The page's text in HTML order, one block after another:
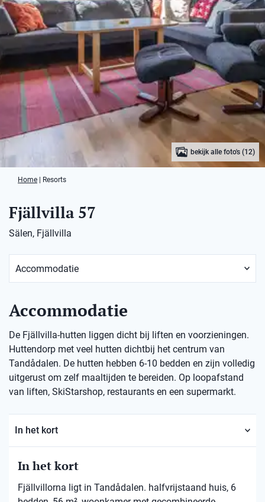
bekijk alle foto's (12)
Home Resorts
Fjällvilla 57
Sälen, Fjällvilla
Accommodatie
De Fjällvilla-hutten liggen dicht bij liften en voorzieningen.
Huttendorp met veel hutten dichtbij het centrum van
Tandådalen. De hutten hebben 6-10 bedden en zijn volledig
uitgerust om zelf maaltijden te bereiden. Op loopafstand
van liften, SkiStarshop, restaurants en een supermarkt.
In het kort
In het kort
Fjällvillorna ligt in Tandådalen. halfvrijstaand huis, 6